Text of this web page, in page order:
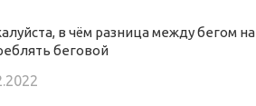
в чём разница между бегом на
беговой